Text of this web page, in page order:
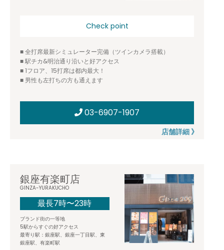
Check point
■ 全打席最新シミュレーター完備（ツインカメラ搭載）
■ 駅チカ&明治通り沿いと好アクセス
■ 1フロア、15打席は都内最大！
■ 男性も左打ちの方も通えます
03-6907-1907
店舗詳細 》
銀座有楽町店
GINZA-YURAKUCHO
最長7時〜23時
ブランド街の一等地
5駅からすぐの好アクセス
最寄り駅：銀座駅、銀座一丁目駅、東
銀座駅、有楽町駅